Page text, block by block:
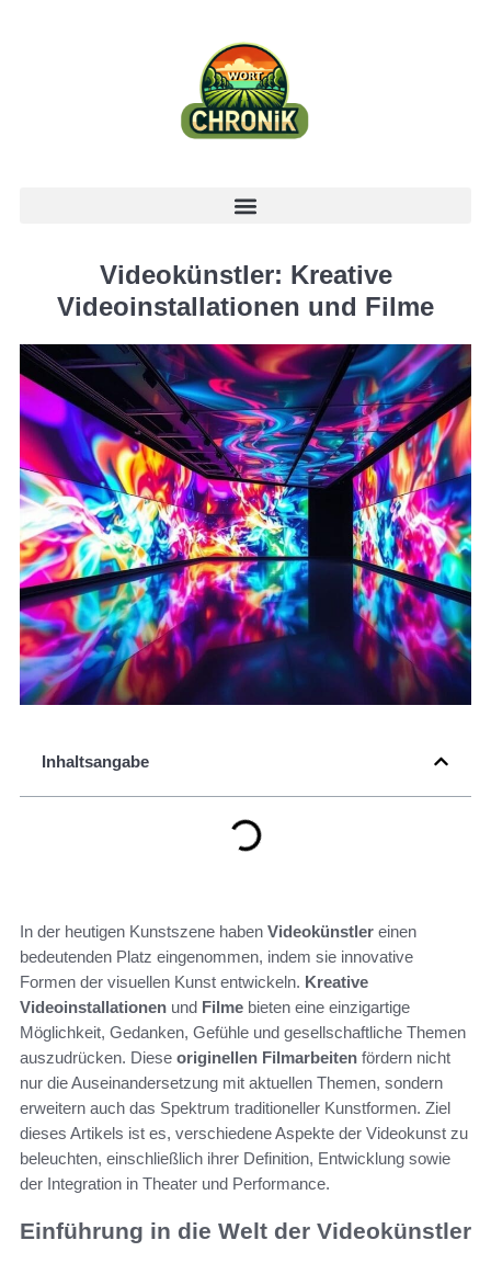
Videokünstler: Kreative
Videoinstallationen und Filme
Inhaltsangabe
In der heutigen Kunstszene haben Videokünstler einen
bedeutenden Platz eingenommen, indem sie innovative
Formen der visuellen Kunst entwickeln. Kreative
Videoinstallationen und Filme bieten eine einzigartige
Möglichkeit, Gedanken, Gefühle und gesellschaftliche Themen
auszudrücken. Diese originellen Filmarbeiten fördern nicht
nur die Auseinandersetzung mit aktuellen Themen, sondern
erweitern auch das Spektrum traditioneller Kunstformen. Ziel
dieses Artikels ist es, verschiedene Aspekte der Videokunst zu
beleuchten, einschließlich ihrer Definition, Entwicklung sowie
der Integration in Theater und Performance.
Einführung in die Welt der Videokünstler